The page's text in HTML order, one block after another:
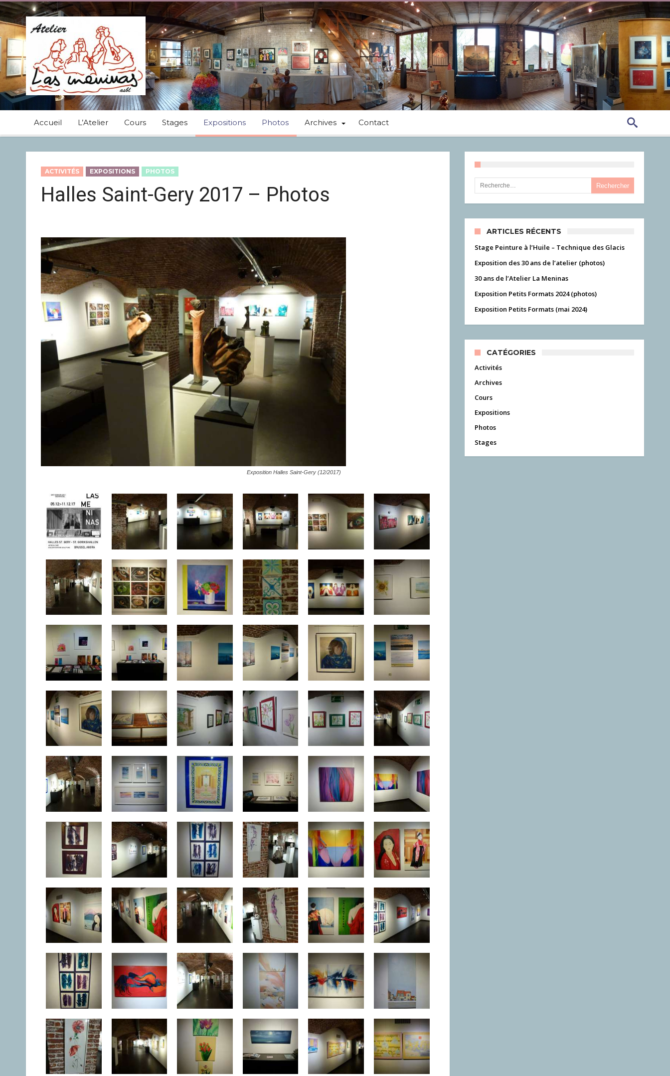
Accueil L’Atelier Cours Stages Expositions Photos Archives Contact
ACTIVITÉS EXPOSITIONS PHOTOS
Halles Saint-Gery 2017 – Photos
Exposition Halles Saint-Gery (12/2017)
Rechercher :
ARTICLES RÉCENTS
Stage Peinture à l’Huile – Technique des Glacis
Exposition des 30 ans de l’atelier (photos)
30 ans de l’Atelier La Meninas
Exposition Petits Formats 2024 (photos)
Exposition Petits Formats (mai 2024)
CATÉGORIES
Activités
Archives
Cours
Expositions
Photos
Stages